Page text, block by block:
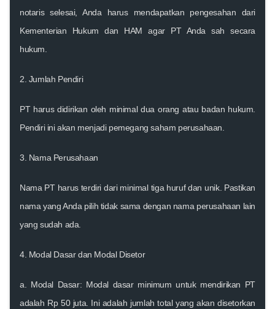
notaris selesai, Anda harus mendapatkan pengesahan dari
Kementerian Hukum dan HAM agar PT Anda sah secara
hukum.
2. Jumlah Pendiri
PT harus didirikan oleh minimal dua orang atau badan hukum.
Pendiri ini akan menjadi pemegang saham perusahaan.
3. Nama Perusahaan
Nama PT harus terdiri dari minimal tiga huruf dan unik. Pastikan
nama yang Anda pilih tidak sama dengan nama perusahaan lain
yang sudah ada.
4. Modal Dasar dan Modal Disetor
a. Modal Dasar: Modal dasar minimum untuk mendirikan PT
adalah Rp 50 juta. Ini adalah jumlah total yang akan disetorkan